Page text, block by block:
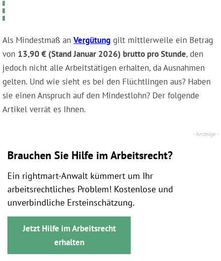
Als Mindestmaß an Vergütung gilt mittlerweile ein Betrag
von 13,90 € (Stand Januar 2026) brutto pro Stunde, den
jedoch nicht alle Arbeitstätigen erhalten, da Ausnahmen
gelten. Und wie sieht es bei den Flüchtlingen aus? Haben
sie einen Anspruch auf den Mindestlohn? Der folgende
Artikel verrät es Ihnen.
Brauchen Sie Hilfe im Arbeitsrecht?
Ein rightmart-Anwalt kümmert um Ihr
arbeitsrechtliches Problem! Kostenlose und
unverbindliche Ersteinschätzung.
Jetzt Hilfe im Arbeitsrecht
erhalten